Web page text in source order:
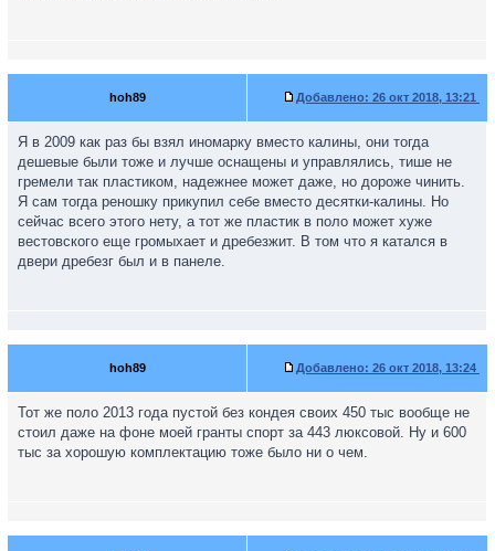
hoh89 Добавлено: 26 окт 2018, 13:21
Я в 2009 как раз бы взял иномарку вместо калины, они тогда
дешевые были тоже и лучше оснащены и управлялись, тише не
гремели так пластиком, надежнее может даже, но дороже чинить.
Я сам тогда реношку прикупил себе вместо десятки-калины. Но
сейчас всего этого нету, а тот же пластик в поло может хуже
вестовского еще громыхает и дребезжит. В том что я катался в
двери дребезг был и в панеле.
hoh89 Добавлено: 26 окт 2018, 13:24
Тот же поло 2013 года пустой без кондея своих 450 тыс вообще не
стоил даже на фоне моей гранты спорт за 443 люксовой. Ну и 600
тыс за хорошую комплектацию тоже было ни о чем.